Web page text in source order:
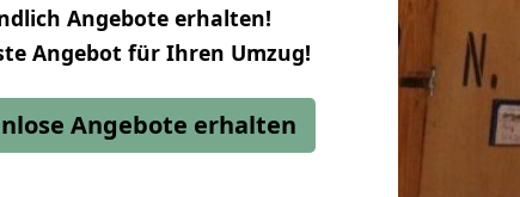
Angebote erhalten!
Angebot für Ihren Umzug!
Angebote erhalten